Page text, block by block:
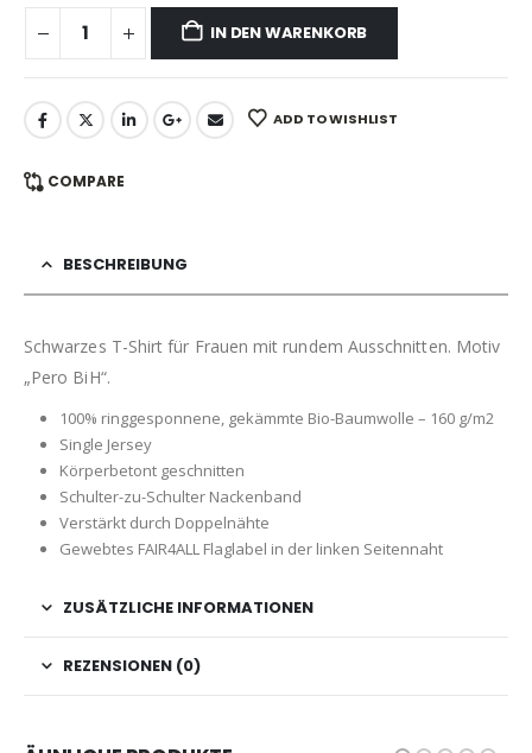
IN DEN WARENKORB
ADD TO WISHLIST
COMPARE
BESCHREIBUNG
Schwarzes T-Shirt für Frauen mit rundem Ausschnitten. Motiv
„Pero BiH“.
100% ringgesponnene, gekämmte Bio-Baumwolle – 160 g/m2
Single Jersey
Körperbetont geschnitten
Schulter-zu-Schulter Nackenband
Verstärkt durch Doppelnähte
Gewebtes FAIR4ALL Flaglabel in der linken Seitennaht
ZUSÄTZLICHE INFORMATIONEN
REZENSIONEN (0)